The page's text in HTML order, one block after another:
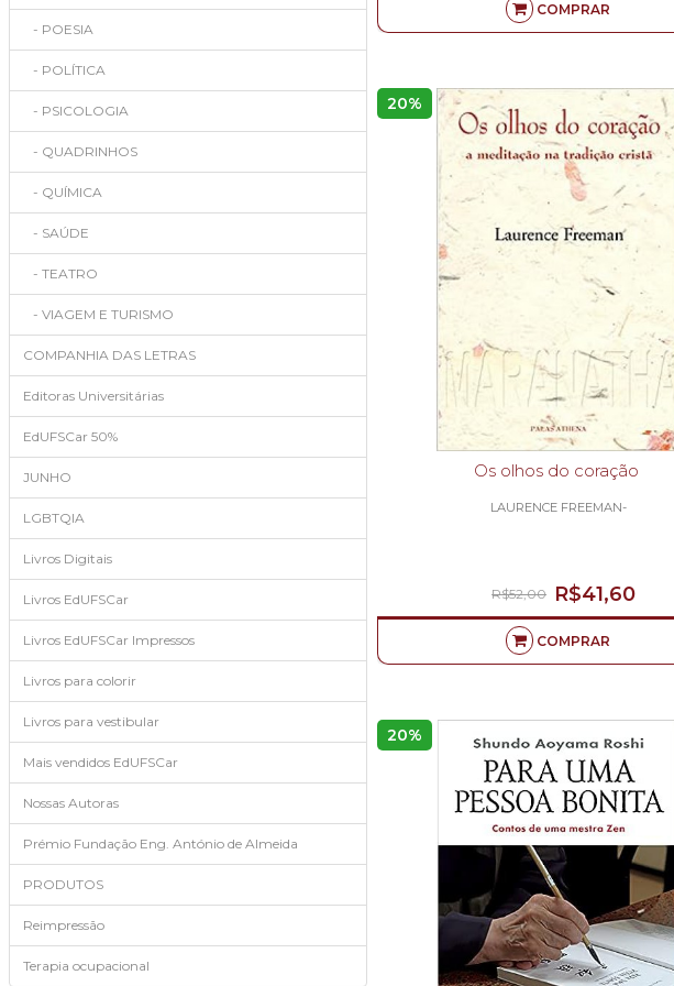
- POESIA
- POLÍTICA
- PSICOLOGIA
- QUADRINHOS
- QUÍMICA
- SAÚDE
- TEATRO
- VIAGEM E TURISMO
COMPANHIA DAS LETRAS
Editoras Universitárias
EdUFSCar 50%
JUNHO
LGBTQIA
Livros Digitais
Livros EdUFSCar
Livros EdUFSCar Impressos
Livros para colorir
Livros para vestibular
Mais vendidos EdUFSCar
Nossas Autoras
Prémio Fundação Eng. António de Almeida
PRODUTOS
Reimpressão
Terapia ocupacional
COMPRAR
20%
Os olhos do coração
LAURENCE FREEMAN-
R$41,60
R$52,00
COMPRAR
20%